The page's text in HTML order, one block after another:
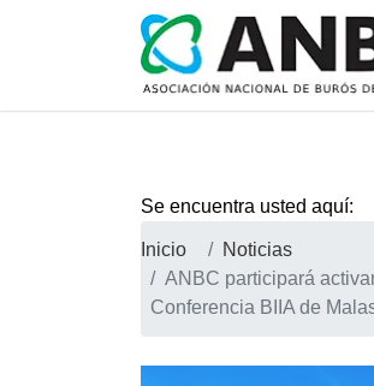
Se encuentra usted aquí:
Inicio
Noticias
ANBC participará
Conferencia BIIA de